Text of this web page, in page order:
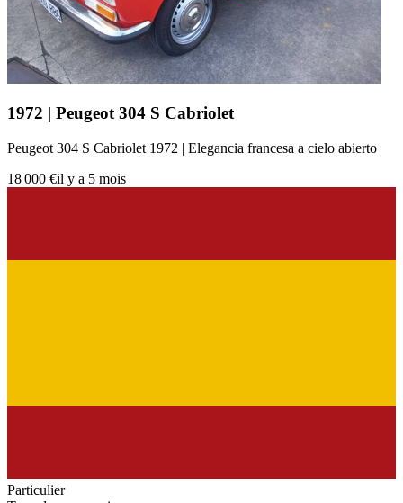
1972 | Peugeot 304 S Cabriolet
Peugeot 304 S Cabriolet 1972 | Elegancia francesa a cielo abierto
18 000 €il y a 5 mois
Particulier